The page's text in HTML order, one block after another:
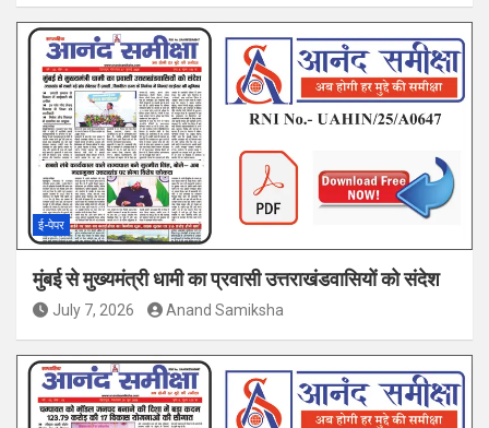
ई-पेपर
मुंबई से मुख्यमंत्री धामी का प्रवासी उत्तराखंडवासियों को संदेश
July 7, 2026 Anand Samiksha